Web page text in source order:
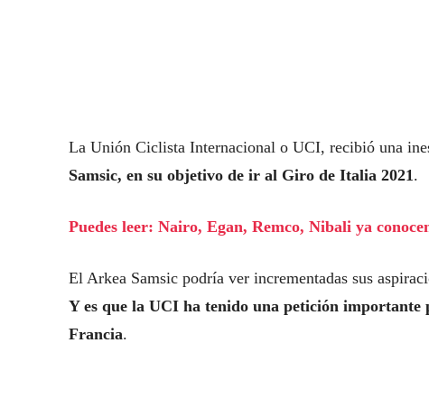
La Unión Ciclista Internacional o UCI, recibió una
Samsic, en su objetivo de ir al Giro de Italia 2021.
Puedes leer: Nairo, Egan, Remco, Nibali ya
El Arkea Samsic podría ver incrementadas sus
Y es que la UCI ha tenido una petición
Francia.